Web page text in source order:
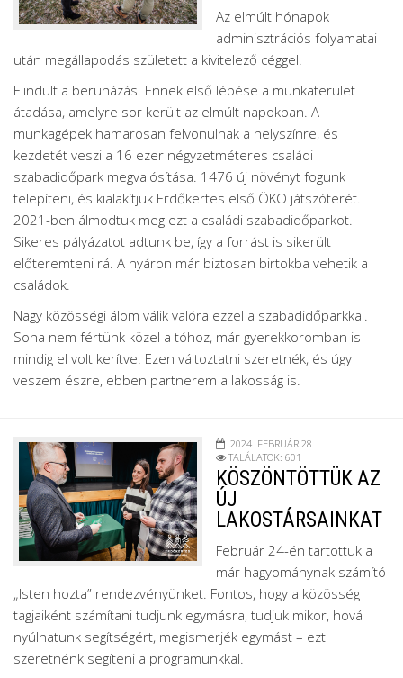
Az elmúlt hónapok
adminisztrációs folyamatai
után megállapodás született a kivitelező céggel.
Elindult a beruházás. Ennek első lépése a munkaterület
átadása, amelyre sor került az elmúlt napokban. A
munkagépek hamarosan felvonulnak a helyszínre, és
kezdetét veszi a 16 ezer négyzetméteres családi
szabadidőpark megvalósítása. 1476 új növényt fogunk
telepíteni, és kialakítjuk Erdőkertes első ÖKO játszóterét.
2021-ben álmodtuk meg ezt a családi szabadidőparkot.
Sikeres pályázatot adtunk be, így a forrást is sikerült
előteremteni rá. A nyáron már biztosan birtokba vehetik a
családok.
Nagy közösségi álom válik valóra ezzel a szabadidőparkkal.
Soha nem fértünk közel a tóhoz, már gyerekkoromban is
mindig el volt kerítve. Ezen változtatni szeretnék, és úgy
veszem észre, ebben partnerem a lakosság is.
2024. FEBRUÁR 28.
TALÁLATOK: 601
KÖSZÖNTÖTTÜK AZ
ÚJ
LAKOSTÁRSAINKAT
Február 24-én tartottuk a
már hagyománynak számító
„Isten hozta” rendezvényünket. Fontos, hogy a közösség
tagjaiként számítani tudjunk egymásra, tudjuk mikor, hová
nyúlhatunk segítségért, megismerjék egymást – ezt
szeretnénk segíteni a programunkkal.